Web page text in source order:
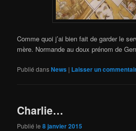
Comme quoi j’ai bien fait de garder le
mère. Normande au doux prénom de
Publié dansNews | Laisser un
Charlie…
Publié le8 janvier 2015